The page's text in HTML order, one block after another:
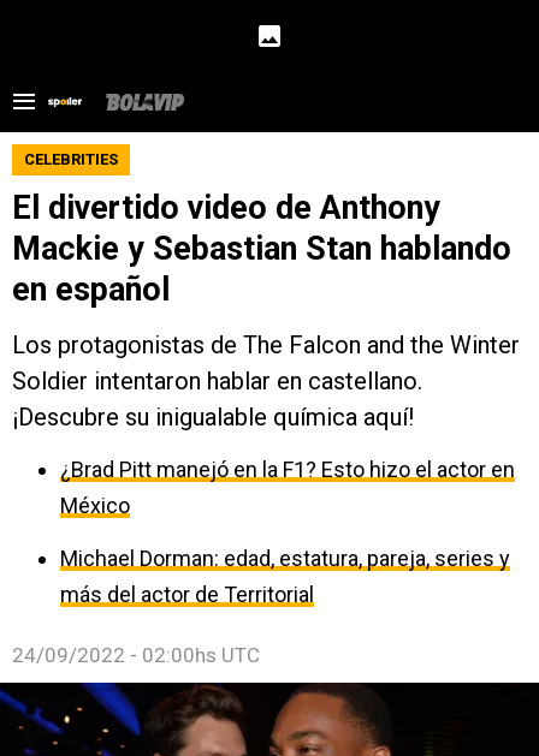
CELEBRITIES
El divertido video de Anthony
Mackie y Sebastian Stan hablando
en español
Los protagonistas de The Falcon and the Winter
Soldier intentaron hablar en castellano.
¡Descubre su inigualable química aquí!
¿Brad Pitt manejó en la F1? Esto hizo el actor en
México
Michael Dorman: edad, estatura, pareja, series y
más del actor de Territorial
24/09/2022 - 02:00hs UTC